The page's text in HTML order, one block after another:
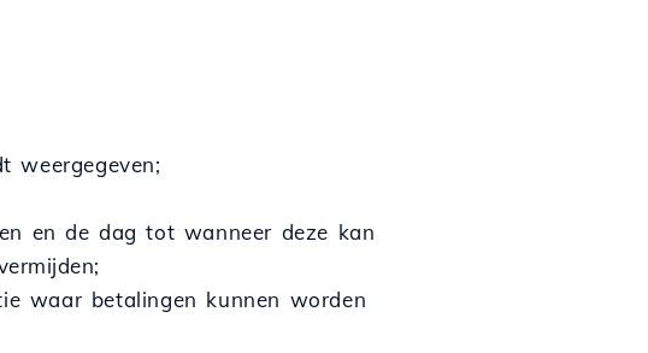
weergegeven;
en de dag tot wanneer deze kan
waar betalingen kunnen worden